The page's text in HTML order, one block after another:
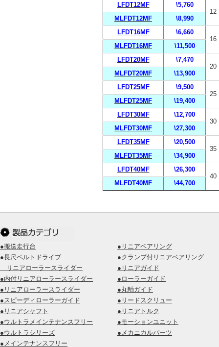
LFDT12MF
\5,760
12
MLFDT12MF
\8,990
LFDT16MF
\6,660
16
MLFDT16MF
\11,500
LFDT20MF
\7,470
20
MLFDT20MF
\13,900
LFDT25MF
\9,500
25
MLFDT25MF
\19,400
LFDT30MF
\12,700
30
MLFDT30MF
\27,300
LFDT35MF
\20,500
35
MLFDT35MF
\34,900
LFDT40MF
\26,300
40
MLFDT40MF
\44,700
●搬送走行台
●長尺ベルトドライブ
リニアローラースライダー
●内付リニアローラースライダー
●リニアローラースライダー
●スピーディローラーガイド
●リニアシャフト
●ウルトラメインテナンスフリー
●ウルトラシリーズ
●メインテナンスフリー
●リニアベアリング
●クランプ付リニアベアリング
●リニアガイド
●ローラーガイド
●丸軸ガイド
●リードスクリュー
●リニアトルク
●モーションユニット
●メカニカルパーツ